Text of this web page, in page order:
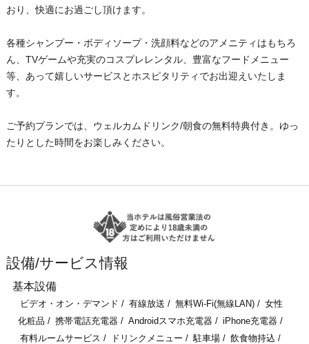
おり、快適にお過ごし頂けます。
各種シャンプー・ボディソープ・洗顔料などのアメニティはもちろ
ん、TVゲームや充実のコスプレレンタル、豊富なフードメニュー
等、あって嬉しいサービスとホスピタリティでお出迎えいたしま
す。
ご予約プランでは、ウェルカムドリンク/朝食の無料特典付き。ゆっ
たりとした時間をお楽しみください。
設備/サービス情報
基本設備
ビデオ・オン・デマンド 有線放送 無料Wi-Fi(無線LAN)
女性
化粧品
携帯電話充電器 Androidスマホ充電器
iPhone充電器
有料ルームサービス
ドリンクメニュー 駐車場
飲食物持込